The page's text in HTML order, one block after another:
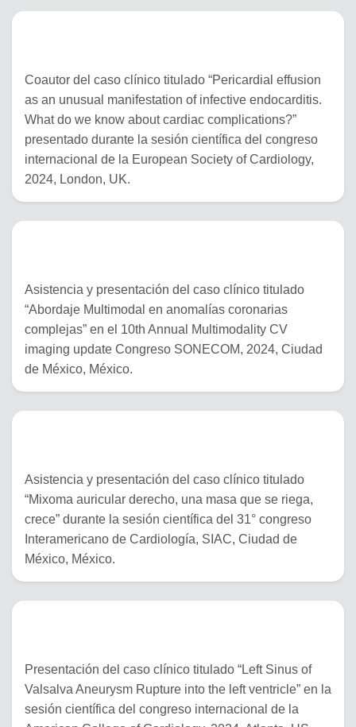
Coautor del caso clínico titulado “Pericardial effusion
as an unusual manifestation of infective endocarditis.
What do we know about cardiac complications?”
presentado durante la sesión científica del congreso
internacional de la European Society of Cardiology,
2024, London, UK.
Asistencia y presentación del caso clínico titulado
“Abordaje Multimodal en anomalías coronarias
complejas” en el 10th Annual Multimodality CV
imaging update Congreso SONECOM, 2024, Ciudad
de México, México.
Asistencia y presentación del caso clínico titulado
“Mixoma auricular derecho, una masa que se riega,
crece” durante la sesión científica del 31° congreso
Interamericano de Cardiología, SIAC, Ciudad de
México, México.
Presentación del caso clínico titulado “Left Sinus of
Valsalva Aneurysm Rupture into the left ventricle” en la
sesión científica del congreso internacional de la